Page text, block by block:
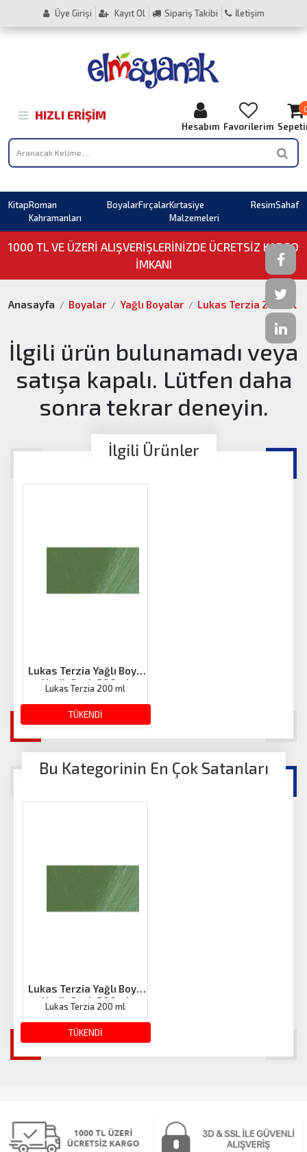
Üye Girişi Kayıt Ol Sipariş Takibi İletişim
HIZLI ERIŞIM
Hesabım Favorilerim
KitapRoman
Kahramanları
BoyalarFırçalarKırtasiye
Malzemeleri
ResimSahaf
1000 TL VE ÜZERI ALIŞVERIŞLERINIZDE ÜCRETSİZ KARGO
İMKANI
Anasayfa Boyalar Yağlı Boyalar Lukas Terzia 200 ml
İlgili ürün bulunamadı veya
satışa kapalı. Lütfen daha
sonra tekrar deneyin.
İlgili Ürünler
TÜKENDİ
Lukas Terzia Yağlı Boya
Yeşil-Canlı 200ml
Lukas Terzia 200 ml
428.30 TL
Bu Kategorinin En Çok Satanları
TÜKENDİ
Lukas Terzia Yağlı Boya
Yeşil-Canlı 200ml
Lukas Terzia 200 ml
428.30 TL